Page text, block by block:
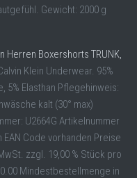
Gewicht: 2000 g
Herren Boxershorts TRUNK,
Klein Underwear. 95%
5% Elasthan Pflegehinweis:
kalt (30° max)
U2664G Artikelnummer
EAN Code vorhanden Preise
zzgl. 19,00 % Stück pro
Mindestbestellmenge in